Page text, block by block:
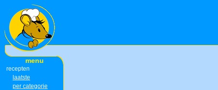
menu
recepten
laatste
per categorie